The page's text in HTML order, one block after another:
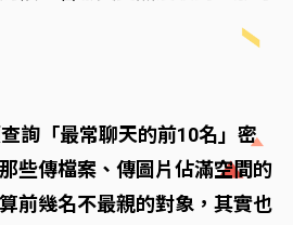
詢「最常聊天的前10名」密
些傳檔案、傳圖片佔滿空間的
前幾名不最親的對象，其實也